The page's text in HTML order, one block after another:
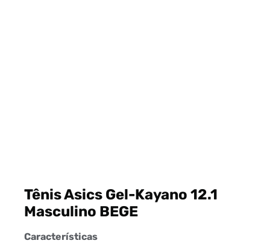
Tênis Asics Gel-Kayano 12.1
Masculino BEGE
Características